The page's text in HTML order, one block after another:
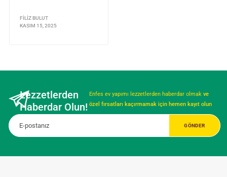
FILIZ BULUT
KASIM 15, 2025
Lezzetlerden
Haberdar Olun!
Enfes ev yapımı lezzetlerden haberdar olmak ve
özel fırsatları kaçırmamak için hemen kayıt olun